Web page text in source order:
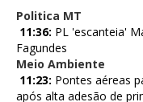
Politica MT
11:36: PL 'escanteia'
Fagundes
Meio Ambiente
11:23: Pontes aéreas
após alta adesão de